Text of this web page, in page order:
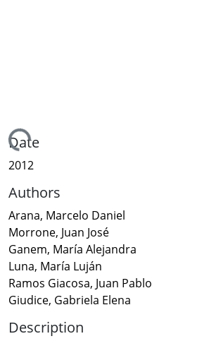
Date
2012
Authors
Arana, Marcelo Daniel
Morrone, Juan José
Ganem, María Alejandra
Luna, María Luján
Ramos Giacosa, Juan Pablo
Giudice, Gabriela Elena
Description